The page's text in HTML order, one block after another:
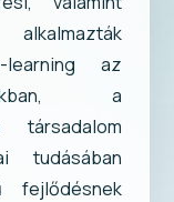
az
a
társadalom
tudásában
fejlődésnek